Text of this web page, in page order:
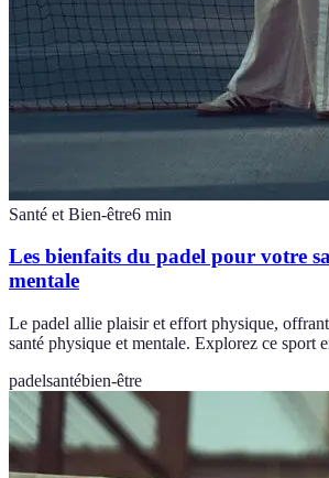
Santé et Bien-être6 min
Les bienfaits du padel pour votre
mentale
Le padel allie plaisir et effort physique,
santé physique et mentale. Explorez ce sport
padelsantébien-être